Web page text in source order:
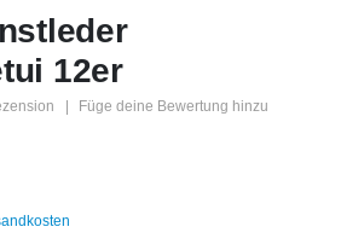
12er
| Füge deine Bewertung hinzu